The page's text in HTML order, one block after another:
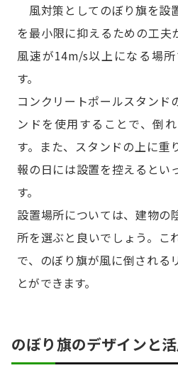
風対策としてのぼり旗を設
を最小限に抑えるための工夫
風速が14m/s以上になる場
す。
コンクリートポールスタンド
ンドを使用することで、倒
す。また、スタンドの上に重
報の日には設置を控えるとい
す。
設置場所については、建物の
所を選ぶと良いでしょう。こ
で、のぼり旗が風に倒される
とができます。
のぼり旗のデザインと